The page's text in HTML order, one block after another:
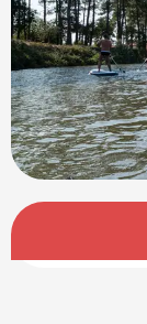
Horarios y